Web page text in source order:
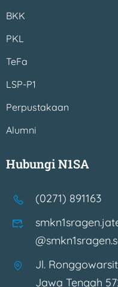
BKK
PKL
TeFa
LSP-P1
Perpustakaan
Alumni
Hubungi N1SA
(0271) 891163
Jl.
Jawa Tengah